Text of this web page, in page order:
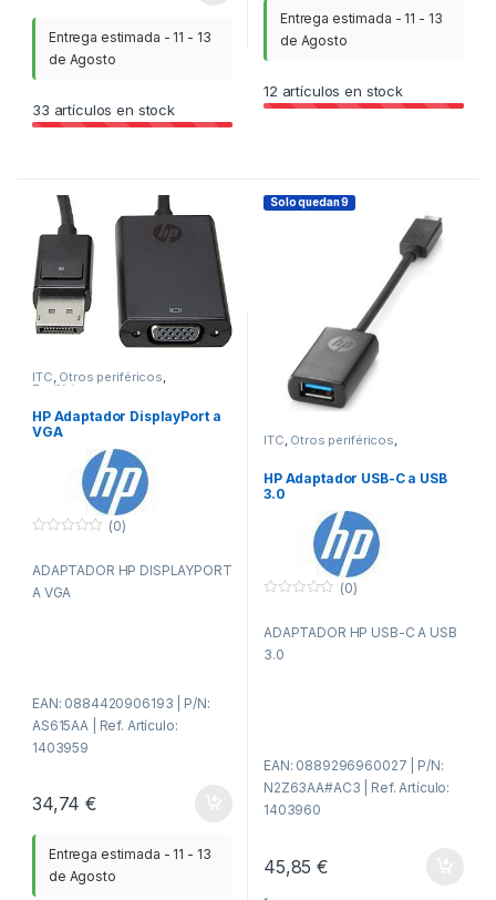
Entrega estimada - 11 - 13
de Agosto
33 artículos en stock
Entrega estimada - 11 - 13
de Agosto
12 artículos en stock
ITC, Otros periféricos,
Periféricos
HP Adaptador DisplayPort a
VGA
u
r
(0)
ADAPTADOR HP DISPLAYPORT
A VGA
EAN: 0884420906193 | P/N:
AS615AA | Ref. Artículo:
1403959
34,74€
Entrega estimada - 11 - 13
de Agosto
Solo quedan 9
ITC, Otros periféricos,
Periféricos
HP Adaptador USB-C a USB
3.0
u
e
r
(0)
ADAPTADOR HP USB-C A USB
3.0
EAN: 0889296960027 | P/N:
N2Z63AA#AC3 | Ref. Artículo:
1403960
45,85€